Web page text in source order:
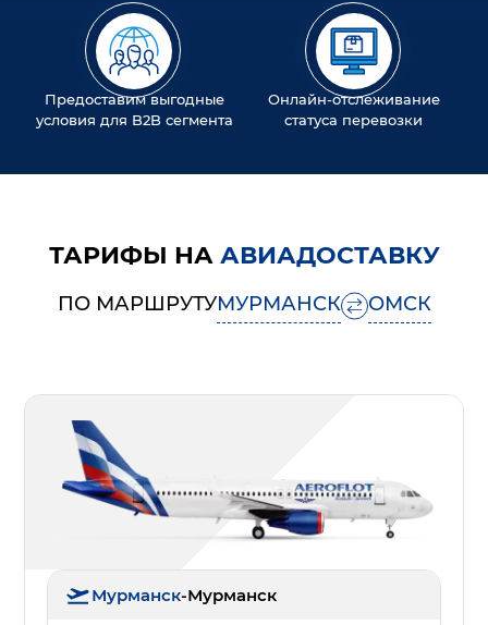
Предоставим выгодные
условия для B2B сегмента
Онлайн-отслеживание
статуса перевозки
ТАРИФЫ НА АВИАДОСТАВКУ
ПО МАРШРУТУМУРМАНСК ОМСК
Мурманск-Мурманск